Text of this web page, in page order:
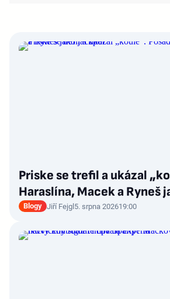
Priske se trefil a ukázal
Haraslína, Macek a Ryneš
Blogy Jiří Fejgl5. srpna 202619:00